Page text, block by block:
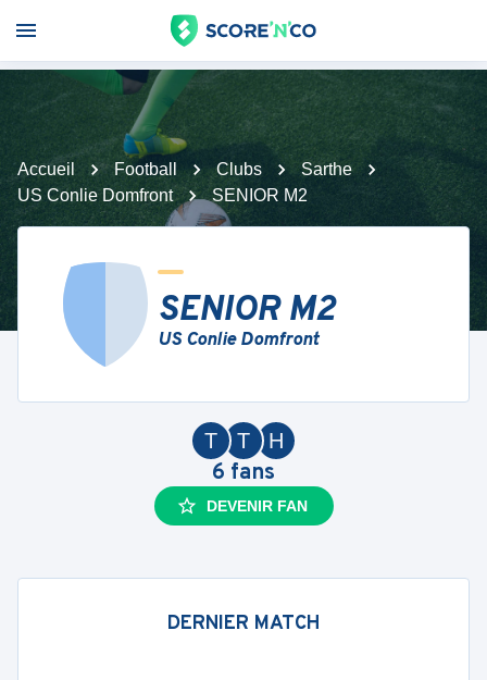
Accueil Football Clubs
Sarthe
US Conlie Domfront
SENIOR M2
SENIOR M2
US Conlie Domfront
H
T
T
6 fans
DEVENIR FAN
DERNIER MATCH